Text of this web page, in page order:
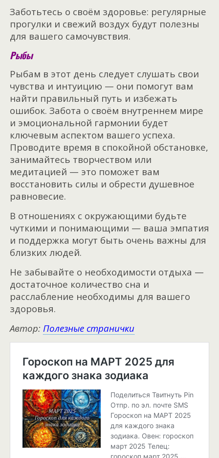
Заботьтесь о своём здоровье: регулярные
прогулки и свежий воздух будут полезны
для вашего самочувствия.
Рыбы
Рыбам в этот день следует слушать свои
чувства и интуицию — они помогут вам
найти правильный путь и избежать
ошибок. Забота о своём внутреннем мире
и эмоциональной гармонии будет
ключевым аспектом вашего успеха.
Проводите время в спокойной обстановке,
занимайтесь творчеством или
медитацией — это поможет вам
восстановить силы и обрести душевное
равновесие.
В отношениях с окружающими будьте
чуткими и понимающими — ваша эмпатия
и поддержка могут быть очень важны для
близких людей.
Не забывайте о необходимости отдыха —
достаточное количество сна и
расслабление необходимы для вашего
здоровья.
Автор: Полезные странички